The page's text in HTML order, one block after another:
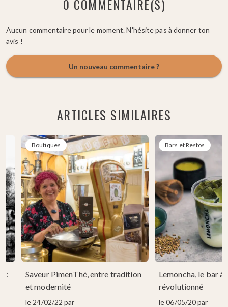
0 COMMENTAIRE(S)
Aucun commentaire pour le moment. N'hésite pas à donner ton
avis !
Un nouveau commentaire ?
ARTICLES SIMILAIRES
:
Boutiques
Saveur PimenThé, entre tradition
et modernité
le 24/02/22 par
Bars et Restos
Lemoncha, le bar à
révolutionné
le 06/05/20 par